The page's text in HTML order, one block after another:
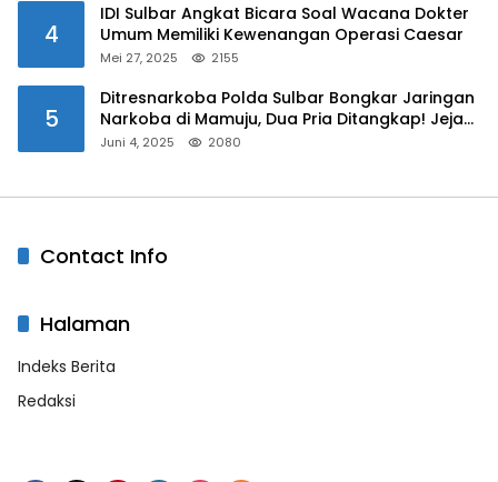
4
IDI Sulbar Angkat Bicara Soal Wacana Dokter
Umum Memiliki Kewenangan Operasi Caesar
Mei 27, 2025 2155
5
Ditresnarkoba Polda Sulbar Bongkar Jaringan
Narkoba di Mamuju, Dua Pria Ditangkap! Jejak
Juni 4, 2025 2080
Contact Info
Halaman
Indeks Berita
Redaksi